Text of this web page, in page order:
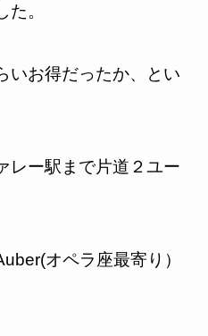
。
いお得だったか、とい
レー駅まで片道２ユー
オペラ座最寄り）